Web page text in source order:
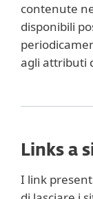
contenute
disponibili
agli attributi
Links a
I link